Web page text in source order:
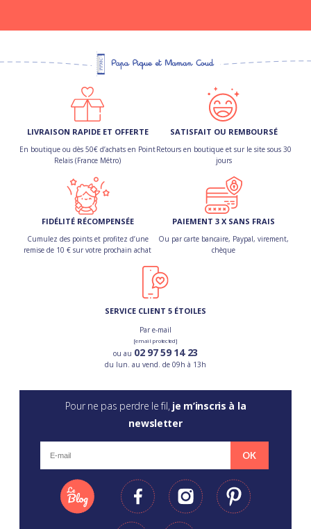
LIVRAISON RAPIDE ET OFFERTE
En boutique ou dès 50€ d’achats en Point
Relais (France Métro)
SATISFAIT OU REMBOURSÉ
Retours en boutique et sur le site sous 30
jours
FIDÉLITÉ RÉCOMPENSÉE
Cumulez des points et profitez d’une
remise de 10 € sur votre prochain achat
PAIEMENT 3 X SANS FRAIS
Ou par carte bancaire, Paypal, virement,
chèque
SERVICE CLIENT 5 ÉTOILES
Par e-mail
[email protected]
ou au 02 97 59 14 23
du lun. au vend. de 09h à 13h
Pour ne pas perdre le fil, je m’inscris à la
newsletter
OK